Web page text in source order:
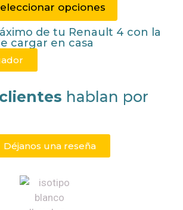
opciones
de tu Renault 4 con la
cargar en casa
hablan por
Déjanos una reseña